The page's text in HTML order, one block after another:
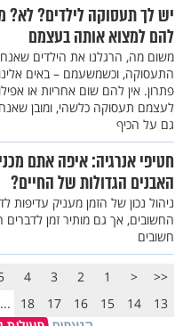
יש לך תעסוקה לילדים? לא?
להם למצוא אותה בעצמם
משום מה, הרגלנו את הילדים
התעסוקה, וכשמשעמם – באים
פתרון. אין להם שום אחריות או אפילו
לעצמם תעסוקה כלשהי, ומובן
גם על הכיף
חטיפי אנרגיה: איפה אתם
האבנים הגדולות של החיים?
ניהול נכון של הזמן מעניק עדיפות
החשובים, אך גם מותיר זמן לדברים
חשובים
<<
<
1
2
3
4
13
14
15
16
17
18
...